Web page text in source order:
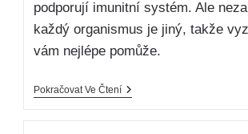
podporují imunitní systém. Ale
každý organismus je jiný, takže
vám nejlépe pomůže.
Pokračovat Ve Čtení